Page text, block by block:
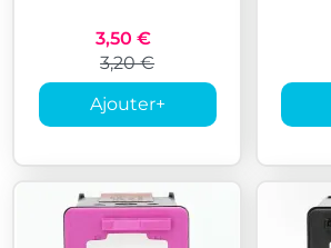
3,50 €
3,20 €
Ajouter+